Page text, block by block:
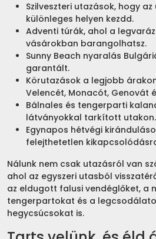
Szilveszteri utazások, hogy
különleges helyen kezdd.
Adventi túrák, ahol a
vásárokban barangolhatsz.
Sunny Beach nyaralás
garantált.
Körutazások a legjobb
Velencét, Monacót, Genovát
Bálnales és tengerparti
látványokkal tarkított utakon.
Egynapos hétvégi
felejthetetlen
Nálunk nem csak utazásról van
ahol az egyszeri utasból
az eldugott falusi vendéglőket, a
tengerpartokat és a
hegycsúcsokat is.